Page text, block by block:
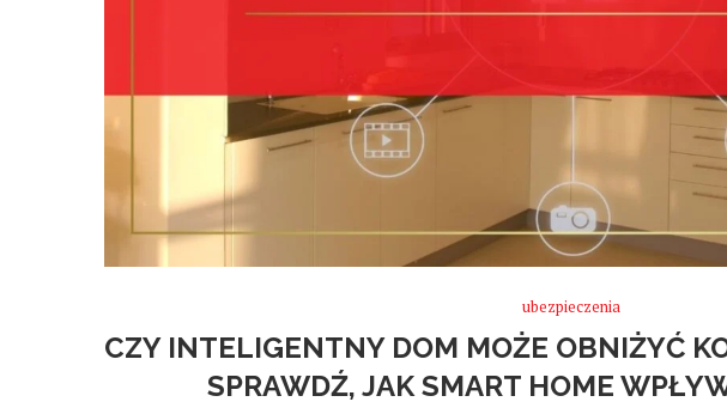
ubezpieczenia
CZY INTELIGENTNY DOM MOŻE OBNIŻYĆ
SPRAWDŹ, JAK SMART HOME